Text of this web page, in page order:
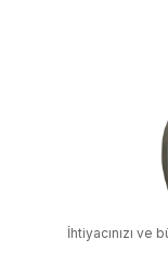
İhtiyacınızı ve